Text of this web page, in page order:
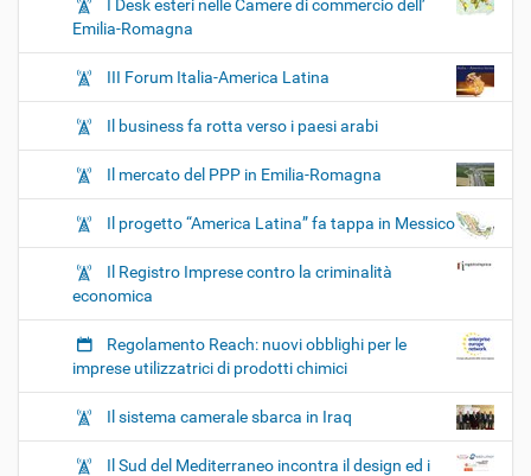
I Desk esteri nelle Camere di commercio dell’
Emilia-Romagna
III Forum Italia-America Latina
Il business fa rotta verso i paesi arabi
Il mercato del PPP in Emilia-Romagna
Il progetto “America Latina” fa tappa in Messico
Il Registro Imprese contro la criminalità
economica
Regolamento Reach: nuovi obblighi per le
imprese utilizzatrici di prodotti chimici
Il sistema camerale sbarca in Iraq
Il Sud del Mediterraneo incontra il design ed i